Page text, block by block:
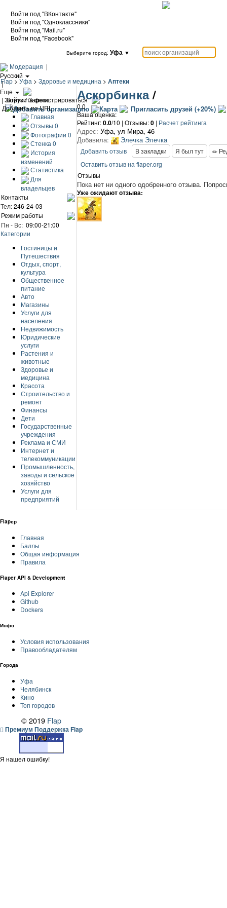
Войти под "ВКонтакте"
Войти под "Одноклассники"
Войти под "Mail.ru"
Войти под "Facebook"
Выберите город: Уфа ▼
Модерация |
Русский
|
Еще
|Войти / Зарегистрироваться
Добавить организацию Карта Пригласить друзей (+20%)
Flap>Уфа > Здоровье и медицина > Аптеки
Загрузить фото
Добавить по URL
Главная
Отзывы 0
Фотографии 0
Стенка0
История
изменений
Статистика
Для
владельцев
Контакты
Тел:246-24-03
Режим работы
Пн - Вс: 09:00-21:00
Категории
Гостиницы и
Путешествия
Отдых, спорт,
культура
Общественное
питание
Авто
Магазины
Услуги для
населения
Недвижимость
Юридические
услуги
Растения и
животные
Здоровье и
медицина
Красота
Строительство и
ремонт
Финансы
Дети
Государственные
учреждения
Реклама и СМИ
Интернет и
телекоммуникации
Промышленность,
заводы и сельское
хозяйство
Услуги для
предприятий
Аскорбинка/
0.0
Ваша оценка:
Рейтинг:0.0/10 | Отзывы:0 | Расчет рейтинга
Адрес: Уфа, ул Мира, 46
Добавила:
Элечка Элечка
Добавить отзыв В закладки Я был тут
Оставить отзыв на flaper.org
Отзывы
Пока нет ни одного одобренного отзыва.
Уже ожидают отзыва:
Flapер
Главная
Баллы
Общая информация
Правила
Flaper API & Development
Api Explorer
Github
Dockers
Инфо
Условия использования
Правообладателям
Города
Уфа
Челябинск
Кино
Топ городов
© 2019 Flap
Премиум Поддержка Flap
Я нашел ошибку!